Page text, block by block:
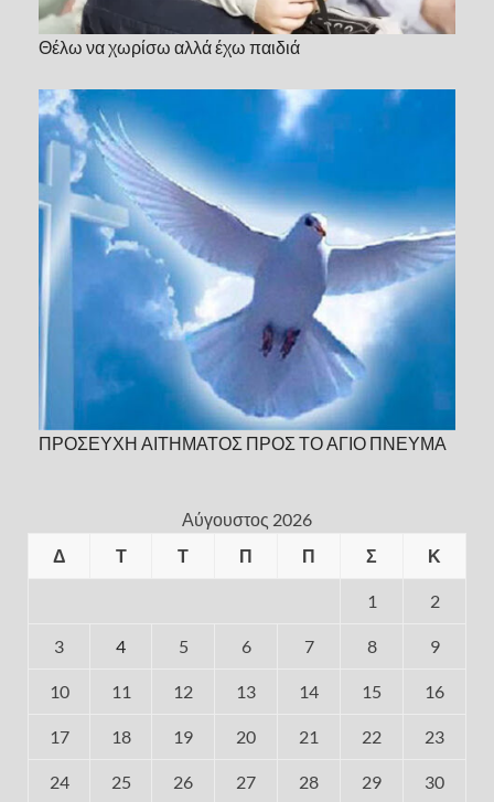
Θέλω να χωρίσω αλλά έχω παιδιά
ΠΡΟΣΕΥΧΗ ΑΙΤΗΜΑΤΟΣ ΠΡΟΣ ΤΟ ΑΓΙΟ ΠΝΕΥΜΑ
Αύγουστος 2026
Δ
Τ Τ Π Π Σ Κ
1 2
3 4 5 6 7 8 9
10 11 12 13 14 15 16
17 18 19 20 21 22 23
24 25 26 27 28 29 30